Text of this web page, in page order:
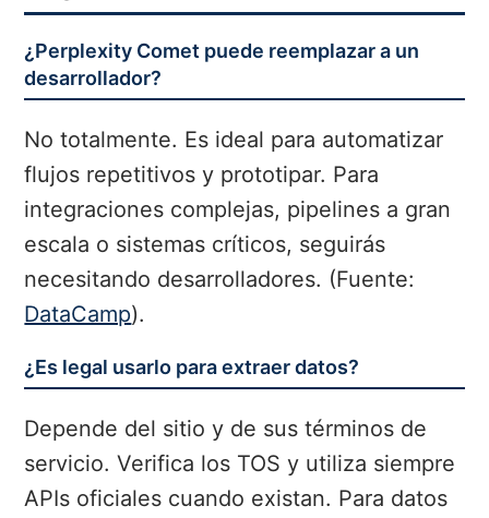
¿Perplexity Comet puede reemplazar a un
desarrollador?
No totalmente. Es ideal para automatizar
flujos repetitivos y prototipar. Para
integraciones complejas, pipelines a gran
escala o sistemas críticos, seguirás
necesitando desarrolladores. (Fuente:
DataCamp).
¿Es legal usarlo para extraer datos?
Depende del sitio y de sus términos de
servicio. Verifica los TOS y utiliza siempre
APIs oficiales cuando existan. Para datos